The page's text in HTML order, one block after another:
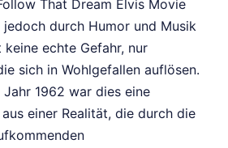
That Dream Elvis Movie
durch Humor und Musik
echte Gefahr, nur
sich in Wohlgefallen auflösen.
1962 war dies eine
einer Realität, die durch die